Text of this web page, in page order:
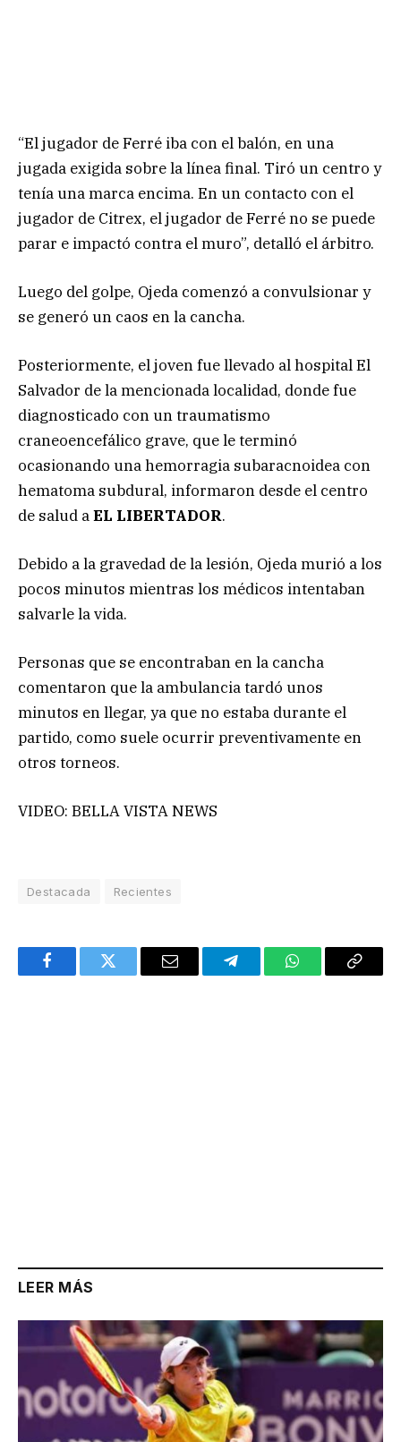
“El jugador de Ferré iba con el balón, en una
jugada exigida sobre la línea final. Tiró un centro y
tenía una marca encima. En un contacto con el
jugador de Citrex, el jugador de Ferré no se puede
parar e impactó contra el muro”, detalló el árbitro.
Luego del golpe, Ojeda comenzó a convulsionar y
se generó un caos en la cancha.
Posteriormente, el joven fue llevado al hospital El
Salvador de la mencionada localidad, donde fue
diagnosticado con un traumatismo
craneoencefálico grave, que le terminó
ocasionando una hemorragia subaracnoidea con
hematoma subdural, informaron desde el centro
de salud aEL LIBERTADOR.
Debido a la gravedad de la lesión, Ojeda murió a los
pocos minutos mientras los médicos intentaban
salvarle la vida.
Personas que se encontraban en la cancha
comentaron que la ambulancia tardó unos
minutos en llegar, ya que no estaba durante el
partido, como suele ocurrir preventivamente en
otros torneos.
VIDEO: BELLA VISTA NEWS
Destacada Recientes
FacebookTwitter Email TelegramWhatsAppCopy
LEER MÁS